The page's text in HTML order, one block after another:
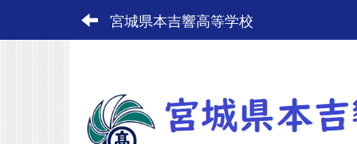
宮城県本吉響高等学校